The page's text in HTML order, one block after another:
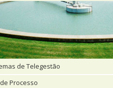
de Telegestão
Processo